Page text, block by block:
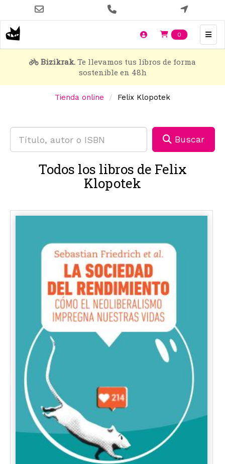
contenido
principal
0 Items en
Bizikrak. Te llevamos tus libros de forma
sostenible en 48h
Tienda online Felix Klopotek
Buscar
Todos los libros de Felix
Klopotek